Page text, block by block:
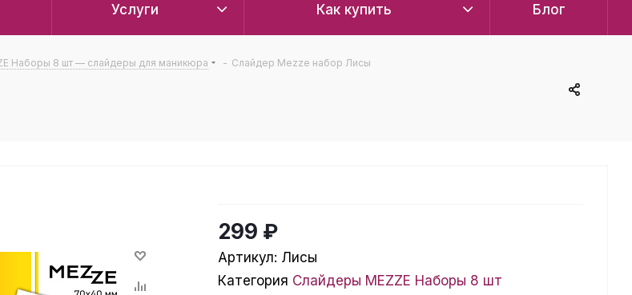
Услуги Как купить Блог
Наборы 8 шт — слайдеры для маникюра - Слайдер Mezze набор Лисы
299 ₽
Артикул: Лисы
Категория Слайдеры MEZZE Наборы 8 шт